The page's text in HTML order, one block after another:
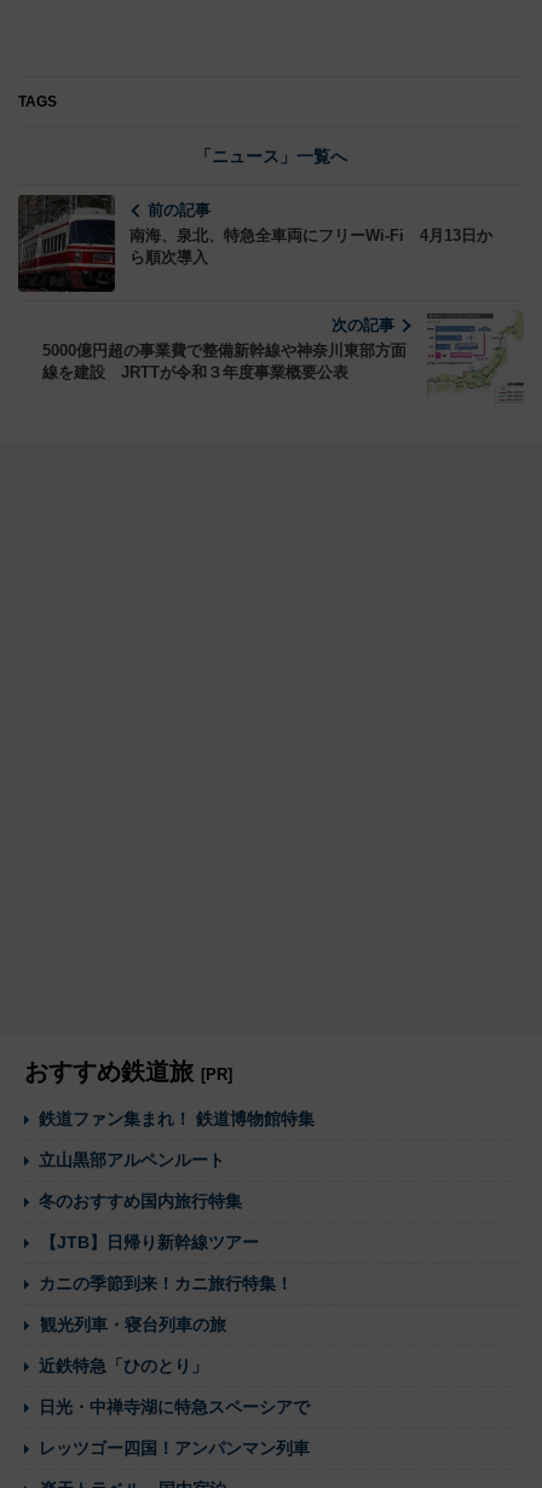
TAGS
「ニュース」一覧へ
前の記事
南海、泉北、特急全車両にフリーWi-Fi 4月13日か
ら順次導入
次の記事
5000億円超の事業費で整備新幹線や神奈川東部方面
線を建設 JRTTが令和３年度事業概要公表
おすすめ鉄道旅 [PR]
鉄道ファン集まれ！ 鉄道博物館特集
立山黒部アルペンルート
冬のおすすめ国内旅行特集
【JTB】日帰り新幹線ツアー
カニの季節到来！カニ旅行特集！
観光列車・寝台列車の旅
近鉄特急「ひのとり」
日光・中禅寺湖に特急スペーシアで
レッツゴー四国！アンパンマン列車